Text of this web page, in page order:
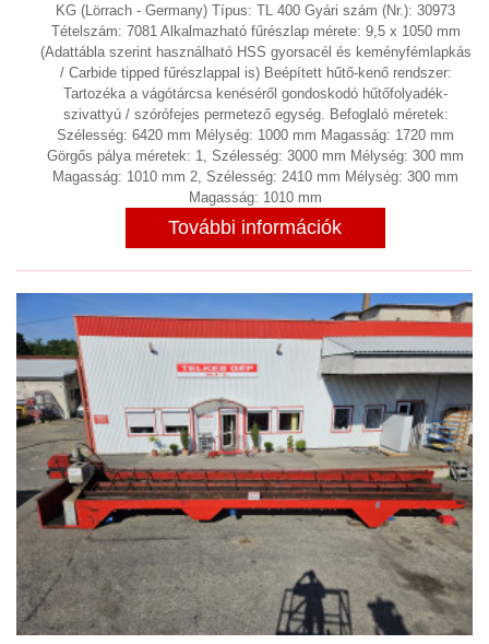
KG (Lörrach - Germany) Típus: TL 400 Gyári szám (Nr.): 30973
Tételszám: 7081 Alkalmazható fűrészlap mérete: 9,5 x 1050 mm
(Adattábla szerint használható HSS gyorsacél és keményfémlapkás
/ Carbide tipped fűrészlappal is) Beépített hűtő-kenő rendszer:
Tartozéka a vágótárcsa kenéséről gondoskodó hűtőfolyadék-
szivattyú / szórófejes permetező egység. Befoglaló méretek:
Szélesség: 6420 mm Mélység: 1000 mm Magasság: 1720 mm
Görgős pálya méretek: 1, Szélesség: 3000 mm Mélység: 300 mm
Magasság: 1010 mm 2, Szélesség: 2410 mm Mélység: 300 mm
Magasság: 1010 mm
További információk